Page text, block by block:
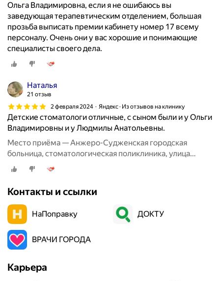
Ольга Владимировна, если я не ошибаюсь вы
заведующая терапевтическим отделением, большая
прозьба выписать премии кабинету номер 17 всему
персоналу. Очень они у вас хорошие и понимающие
специалисты своего дела.
Наталья
21 отзыв
2 февраля 2024
Яндекс · Из отзывов на клинику
Детские стоматологи отличные, с сыном были и у Ольги
Владимировны и у Людмилы Анатольевны.
Место приёма — Анжеро-Судженская городская
больница, стоматологическая поликлиника, улица
имени 50-летия Октября, 1
Контакты и ссылки
НаПоправку ДОКТУ
ВРАЧИ ГОРОДА
Карьера